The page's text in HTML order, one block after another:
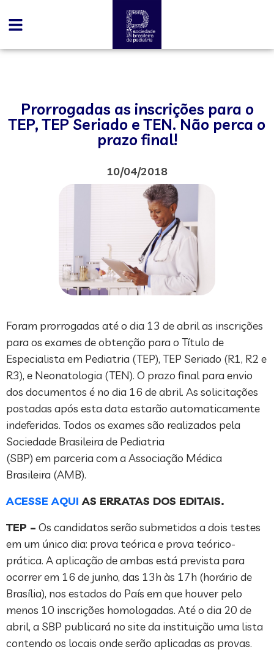
Prorrogadas as inscrições para o
TEP, TEP Seriado e TEN. Não perca o
prazo final!
10/04/2018
Foram prorrogadas até o dia 13 de abril as inscrições
para os exames de obtenção para o Título de
Especialista em Pediatria (TEP), TEP Seriado (R1, R2 e
R3), e Neonatologia (TEN). O prazo final para envio
dos documentos é no dia 16 de abril. As solicitações
postadas após esta data estarão automaticamente
indeferidas. Todos os exames são realizados pela
Sociedade Brasileira de Pediatria
(SBP) em parceria com a Associação Médica
Brasileira (AMB).
ACESSE AQUI AS ERRATAS DOS EDITAIS.
TEP – Os candidatos serão submetidos a dois testes
em um único dia: prova teórica e prova teórico-
prática. A aplicação de ambas está prevista para
ocorrer em 16 de junho, das 13h às 17h (horário de
Brasília), nos estados do País em que houver pelo
menos 10 inscrições homologadas. Até o dia 20 de
abril, a SBP publicará no site da instituição uma lista
contendo os locais onde serão aplicadas as provas.